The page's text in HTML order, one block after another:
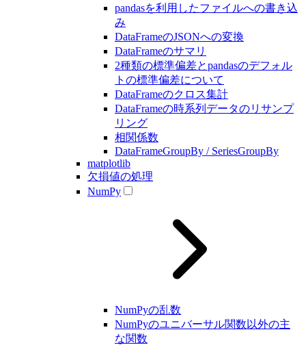
pandasを利用したファイルへの書き込
み
DataFrameのJSONへの変換
DataFrameのサマリ
2種類の標準偏差とpandasのデフォル
トの標準偏差について
DataFrameのクロス集計
DataFrameの時系列データのリサンプ
リング
相関係数
DataFrameGroupBy / SeriesGroupBy
matplotlib
欠損値の処理
NumPy
NumPyの乱数
NumPyのユニバーサル関数以外の主
な関数